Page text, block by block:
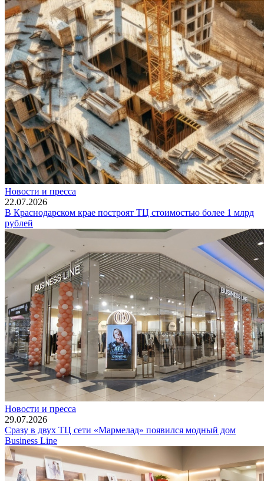
Новости и пресса
22.07.2026
В Краснодарском крае построят ТЦ стоимостью более 1 млрд
рублей
Новости и пресса
29.07.2026
Сразу в двух ТЦ сети «Мармелад» появился модный дом
Business Line